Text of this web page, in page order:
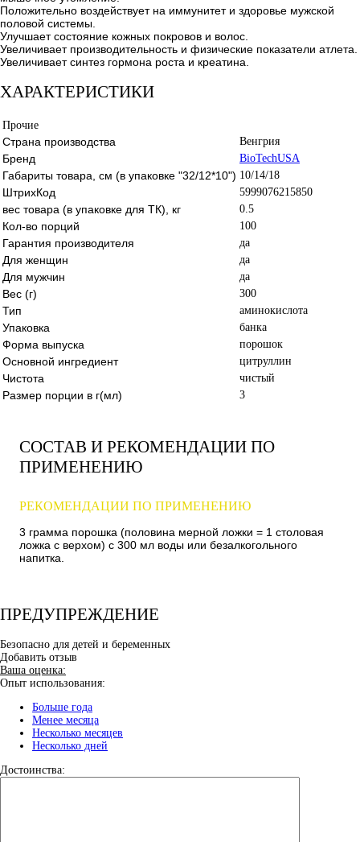
Положительно воздействует на иммунитет и здоровье мужской
половой системы.
Улучшает состояние кожных покровов и волос.
Увеличивает производительность и физические показатели атлета.
Увеличивает синтез гормона роста и креатина.
ХАРАКТЕРИСТИКИ
Прочие
Страна производства Венгрия
Бренд BioTechUSA
Габариты товара, см (в упаковке "32/12*10") 10/14/18
ШтрихКод 5999076215850
вес товара (в упаковке для ТК), кг 0.5
Кол-во порций 100
Гарантия производителя да
Для женщин да
Для мужчин да
Вес (г) 300
Тип аминокислота
Упаковка банка
Форма выпуска порошок
Основной ингредиент цитруллин
Чистота чистый
Размер порции в г(мл) 3
СОСТАВ И РЕКОМЕНДАЦИИ ПО
ПРИМЕНЕНИЮ
РЕКОМЕНДАЦИИ ПО ПРИМЕНЕНИЮ
3 грамма порошка (половина мерной ложки = 1 столовая
ложка с верхом) с 300 мл воды или безалкогольного
напитка.
ПРЕДУПРЕЖДЕНИЕ
Безопасно для детей и беременных
Добавить отзыв
Ваша оценка:
Опыт использования:
Больше года
Менее месяца
Несколько месяцев
Несколько дней
Достоинства: